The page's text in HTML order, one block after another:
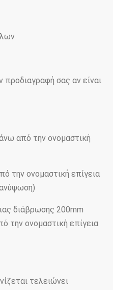
σας αν είναι
από την ονομαστική
την ονομαστική επίγεια
διάβρωσης 200mm
ονομαστική επίγεια
τελειώνει